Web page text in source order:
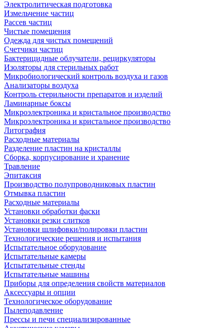
Электролитическая подготовка
Измельчение частиц
Рассев частиц
Чистые помещения
Одежда для чистых помещений
Счетчики частиц
Бактерицидные облучатели, рециркуляторы
Изоляторы для стерильных работ
Микробиологический контроль воздуха и газов
Анализаторы воздуха
Контроль стерильности препаратов и изделий
Ламинарные боксы
Микроэлектроника и кристальное производство
Микроэлектроника и кристальное производство
Литография
Расходные материалы
Разделение пластин на кристаллы
Сборка, корпусирование и хранение
Травление
Эпитаксия
Производство полупроводниковых пластин
Отмывка пластин
Расходные материалы
Установки обработки фаски
Установки резки слитков
Установки шлифовки/полировки пластин
Технологические решения и испытания
Испытательное оборудование
Испытательные камеры
Испытательные стенды
Испытательные машины
Приборы для определения свойств материалов
Аксессуары и опции
Технологическое оборудование
Пылеподавление
Прессы и печи специализированные